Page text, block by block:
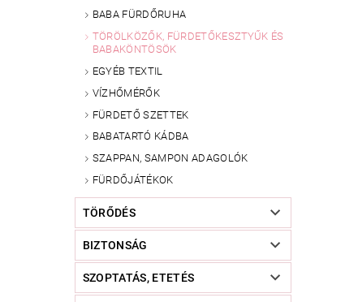
BABA FÜRDŐRUHA
TÖRÖLKÖZŐK, FÜRDETŐKESZTYŰK ÉS
BABAKÖNTÖSÖK
EGYÉB TEXTIL
VÍZHŐMÉRŐK
FÜRDETŐ SZETTEK
BABATARTÓ KÁDBA
SZAPPAN, SAMPON ADAGOLÓK
FÜRDŐJÁTÉKOK
TÖRŐDÉS
BIZTONSÁG
SZOPTATÁS, ETETÉS